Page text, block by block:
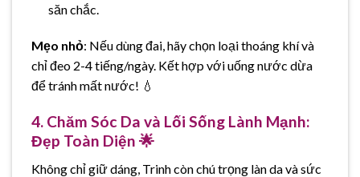
săn chắc.
Mẹo nhỏ: Nếu dùng đai, hãy chọn loại thoáng khí và
chỉ đeo 2-4 tiếng/ngày. Kết hợp với uống nước dừa
để tránh mất nước! 💧
4. Chăm Sóc Da và Lối Sống Lành Mạnh:
Đẹp Toàn Diện 🌟
Không chỉ giữ dáng, Trinh còn chú trọng làn da và sức